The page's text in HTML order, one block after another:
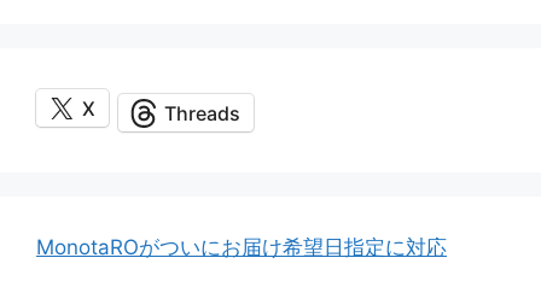
X Threads
MonotaROがついにお届け希望日指定に対応